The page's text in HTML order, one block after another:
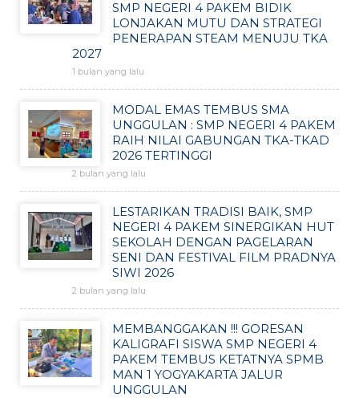
SMP NEGERI 4 PAKEM BIDIK
LONJAKAN MUTU DAN STRATEGI
PENERAPAN STEAM MENUJU TKA
2027
1 bulan yang lalu
MODAL EMAS TEMBUS SMA
UNGGULAN : SMP NEGERI 4 PAKEM
RAIH NILAI GABUNGAN TKA-TKAD
2026 TERTINGGI
2 bulan yang lalu
LESTARIKAN TRADISI BAIK, SMP
NEGERI 4 PAKEM SINERGIKAN HUT
SEKOLAH DENGAN PAGELARAN
SENI DAN FESTIVAL FILM PRADNYA
SIWI 2026
2 bulan yang lalu
MEMBANGGAKAN !!! GORESAN
KALIGRAFI SISWA SMP NEGERI 4
PAKEM TEMBUS KETATNYA SPMB
MAN 1 YOGYAKARTA JALUR
UNGGULAN